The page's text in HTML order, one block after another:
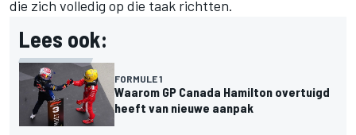
die zich volledig op die taak richtten.
Lees ook:
FORMULE 1
Waarom GP Canada Hamilton overtuigd
heeft van nieuwe aanpak